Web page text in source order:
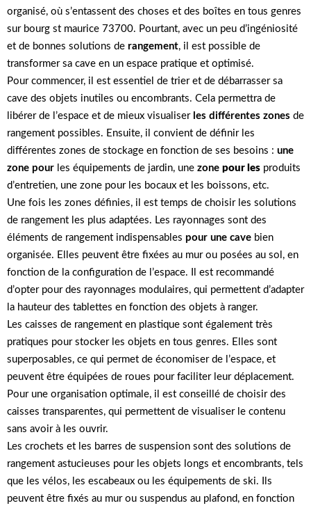
organisé, où s’entassent des choses et des boîtes en tous genres
sur bourg st maurice 73700. Pourtant, avec un peu d’ingéniosité
et de bonnes solutions de rangement, il est possible de
transformer sa cave en un espace pratique et optimisé.
Pour commencer, il est essentiel de trier et de débarrasser sa
cave des objets inutiles ou encombrants. Cela permettra de
libérer de l’espace et de mieux visualiser les différentes zones de
rangement possibles. Ensuite, il convient de définir les
différentes zones de stockage en fonction de ses besoins : une
zone pour les équipements de jardin, une zone pour les produits
d’entretien, une zone pour les bocaux et les boissons, etc.
Une fois les zones définies, il est temps de choisir les solutions
de rangement les plus adaptées. Les rayonnages sont des
éléments de rangement indispensables pour une cave bien
organisée. Elles peuvent être fixées au mur ou posées au sol, en
fonction de la configuration de l’espace. Il est recommandé
d’opter pour des rayonnages modulaires, qui permettent d’adapter
la hauteur des tablettes en fonction des objets à ranger.
Les caisses de rangement en plastique sont également très
pratiques pour stocker les objets en tous genres. Elles sont
superposables, ce qui permet de économiser de l’espace, et
peuvent être équipées de roues pour faciliter leur déplacement.
Pour une organisation optimale, il est conseillé de choisir des
caisses transparentes, qui permettent de visualiser le contenu
sans avoir à les ouvrir.
Les crochets et les barres de suspension sont des solutions de
rangement astucieuses pour les objets longs et encombrants, tels
que les vélos, les escabeaux ou les équipements de ski. Ils
peuvent être fixés au mur ou suspendus au plafond, en fonction